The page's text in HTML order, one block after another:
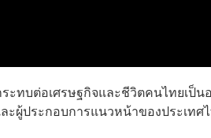
ะทบต่อเศรษฐกิจและชีวิตคนไทยเป็
ประกอบการแนวหน้าของประเทศไ